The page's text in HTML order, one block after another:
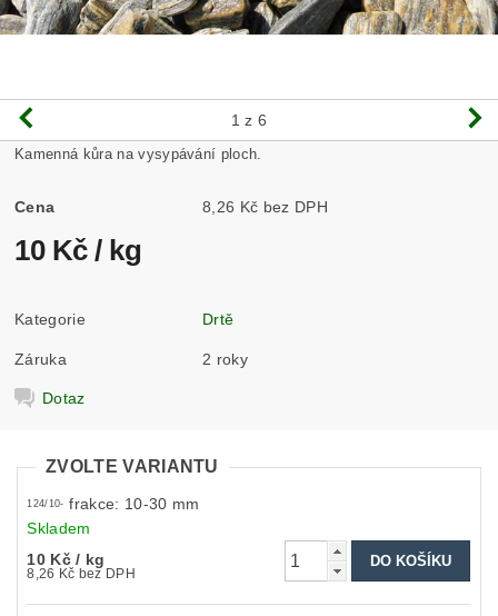
1 z 6
Kamenná kůra na vysypávání ploch.
Cena 8,26 Kč bez DPH
10 Kč/ kg
Kategorie Drtě
Záruka 2 roky
Dotaz
ZVOLTE VARIANTU
124/10- frakce: 10-30 mm
Skladem
10 Kč/ kg
8,26 Kč bez DPH